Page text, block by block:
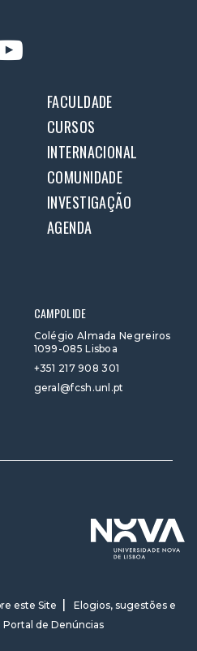
FACULDADE
CURSOS
INTERNACIONAL
COMUNIDADE
INVESTIGAÇÃO
AGENDA
CAMPOLIDE
Colégio Almada Negreiros
1099-085 Lisboa
+351 217 908 301
geral@fcsh.unl.pt
este Site
Elogios, sugestões e
Portal de Denúncias